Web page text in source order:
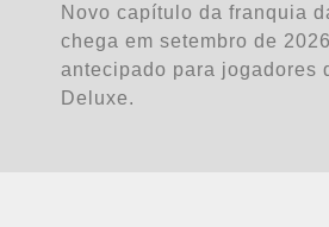
Novo capítulo da franquia
chega em setembro de
antecipado para jogadores
Deluxe.